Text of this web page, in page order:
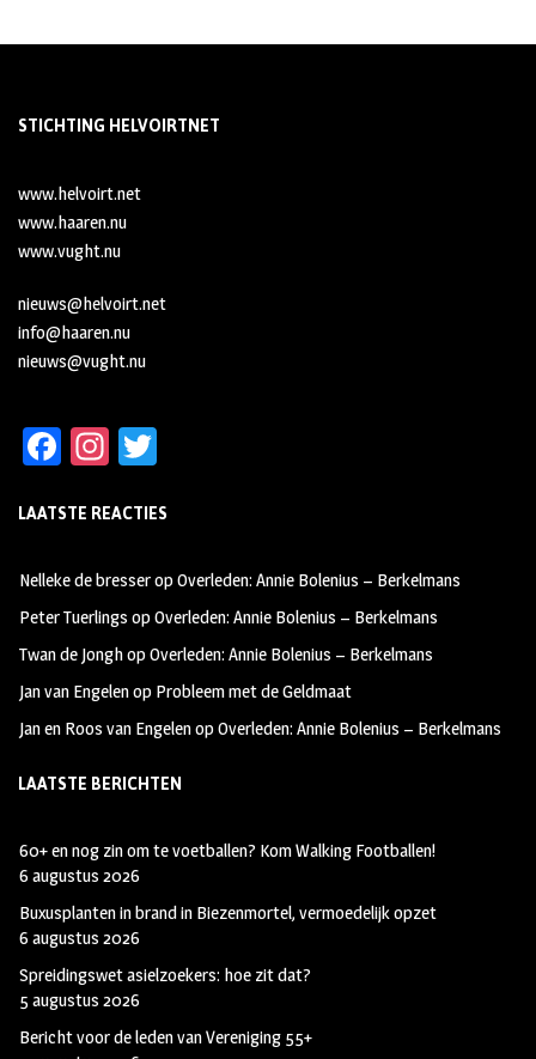
STICHTING HELVOIRTNET
www.helvoirt.net
www.haaren.nu
www.vught.nu
nieuws@helvoirt.net
info@haaren.nu
nieuws@vught.nu
Fa
b
oo
k
In
ag
m
tt
LAATSTE REACTIES
Nelleke de bresseropOverleden: Annie Bolenius – Berkelmans
Peter Tuerlings opOverleden: Annie Bolenius – Berkelmans
Twan de JonghopOverleden: Annie Bolenius – Berkelmans
Jan van Engelenop Probleem met de Geldmaat
Jan en Roos van EngelenopOverleden: Annie Bolenius – Berkelmans
LAATSTE BERICHTEN
60+ en nog zin om te voetballen? Kom Walking Footballen!
6 augustus 2026
Buxusplanten in brand in Biezenmortel, vermoedelijk opzet
6 augustus 2026
Spreidingswet asielzoekers: hoe zit dat?
5 augustus 2026
Bericht voor de leden van Vereniging 55+